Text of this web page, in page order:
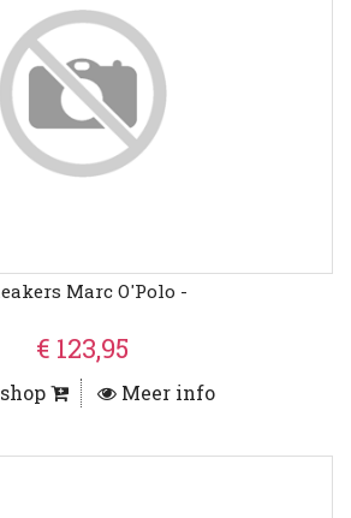
Marc O'Polo -
€ 123,95
Meer info